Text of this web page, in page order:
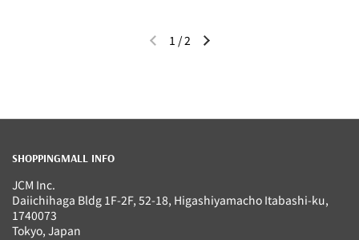
이전 슬라이드다음 슬라이드
1 /2
SHOPPINGMALL INFO
JCM Inc.
Daiichihaga Bldg 1F-2F, 52-18, Higashiyamacho Itabashi-ku,
1740073
Tokyo, Japan